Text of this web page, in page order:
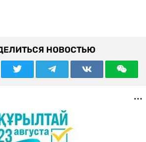
НОВОСТЬЮ